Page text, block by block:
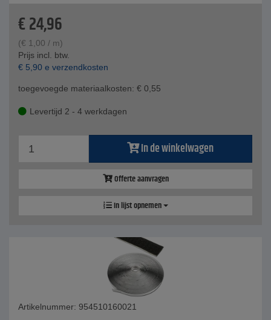
€24,96
(€ 1,00 / m)
Prijs incl. btw.
€ 5,90 e verzendkosten
toegevoegde materiaalkosten: € 0,55
Levertijd 2 - 4 werkdagen
In de winkelwagen
Offerte aanvragen
In lijst opnemen
Artikelnummer: 954510160021